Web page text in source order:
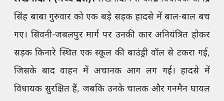
सिंह बाबा गुरुवार को एक बड़े सड़क हादसे में बाल-बाल बच
गए। सिवनी-जबलपुर मार्ग पर उनकी कार अनियंत्रित होकर
सड़क किनारे स्थित एक स्कूल की बाउंड्री वॉल से टकरा गई,
जिसके बाद वाहन में अचानक आग लग गई। हादसे में
विधायक सुरक्षित हैं, जबकि उनके चालक और गनमैन घायल